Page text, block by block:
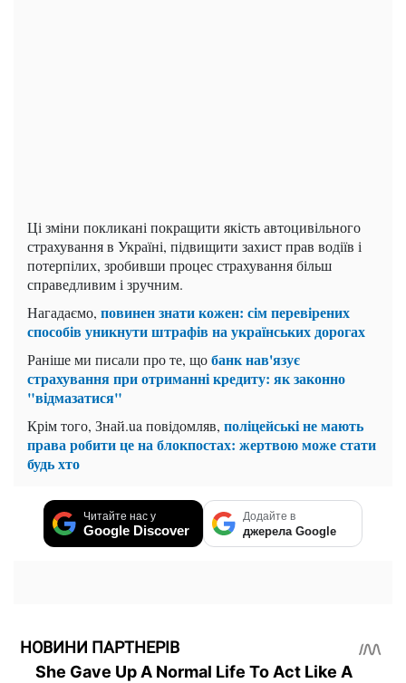
Ці зміни покликані покращити якість автоцивільного
страхування в Україні, підвищити захист прав водіїв і
потерпілих, зробивши процес страхування більш
справедливим і зручним.
Нагадаємо, повинен знати кожен: сім перевірених
способів уникнути штрафів на українських дорогах
Раніше ми писали про те, щобанк нав'язує
страхування при отриманні кредиту: як законно
"відмазатися"
Крім того, Знай.ua повідомляв, поліцейські не мають
права робити це на блокпостах: жертвою може стати
будь хто
Читайте нас у
Google Discover
Додайте в
джерела Google
НОВИНИ ПАРТНЕРІВ
She Gave Up A Normal Life To Act Like A